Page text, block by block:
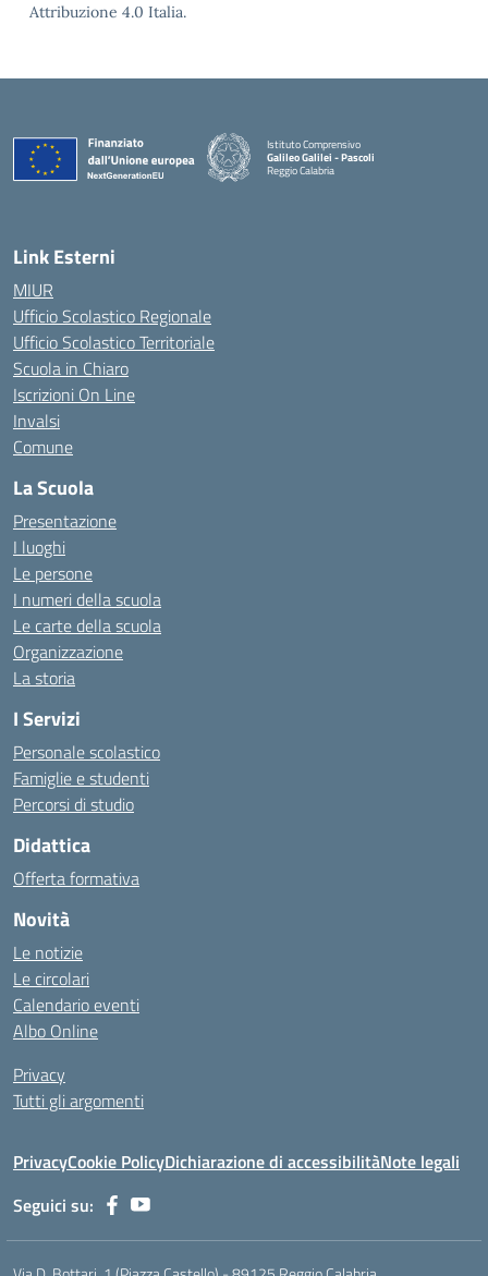
Attribuzione 4.0 Italia.
Istituto Comprensivo
Galileo Galilei - Pascoli
Reggio Calabria
Link Esterni
MIUR
Ufficio Scolastico Regionale
Ufficio Scolastico Territoriale
Scuola in Chiaro
Iscrizioni On Line
Invalsi
Comune
La Scuola
Presentazione
I luoghi
Le persone
I numeri della scuola
Le carte della scuola
Organizzazione
La storia
I Servizi
Personale scolastico
Famiglie e studenti
Percorsi di studio
Didattica
Offerta formativa
Novità
Le notizie
Le circolari
Calendario eventi
Albo Online
Privacy
Tutti gli argomenti
PrivacyCookie PolicyDichiarazione di accessibilitàNote legali
Seguici su: